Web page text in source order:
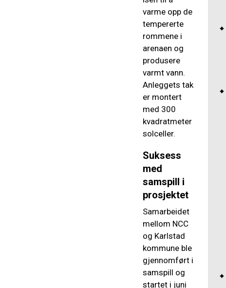
varme opp de
tempererte
rommene i
arenaen og
produsere
varmt vann.
Anleggets tak
er montert
med 300
kvadratmeter
solceller.
Suksess
med
samspill i
prosjektet
Samarbeidet
mellom NCC
og Karlstad
kommune ble
gjennomført i
samspill og
startet i juni